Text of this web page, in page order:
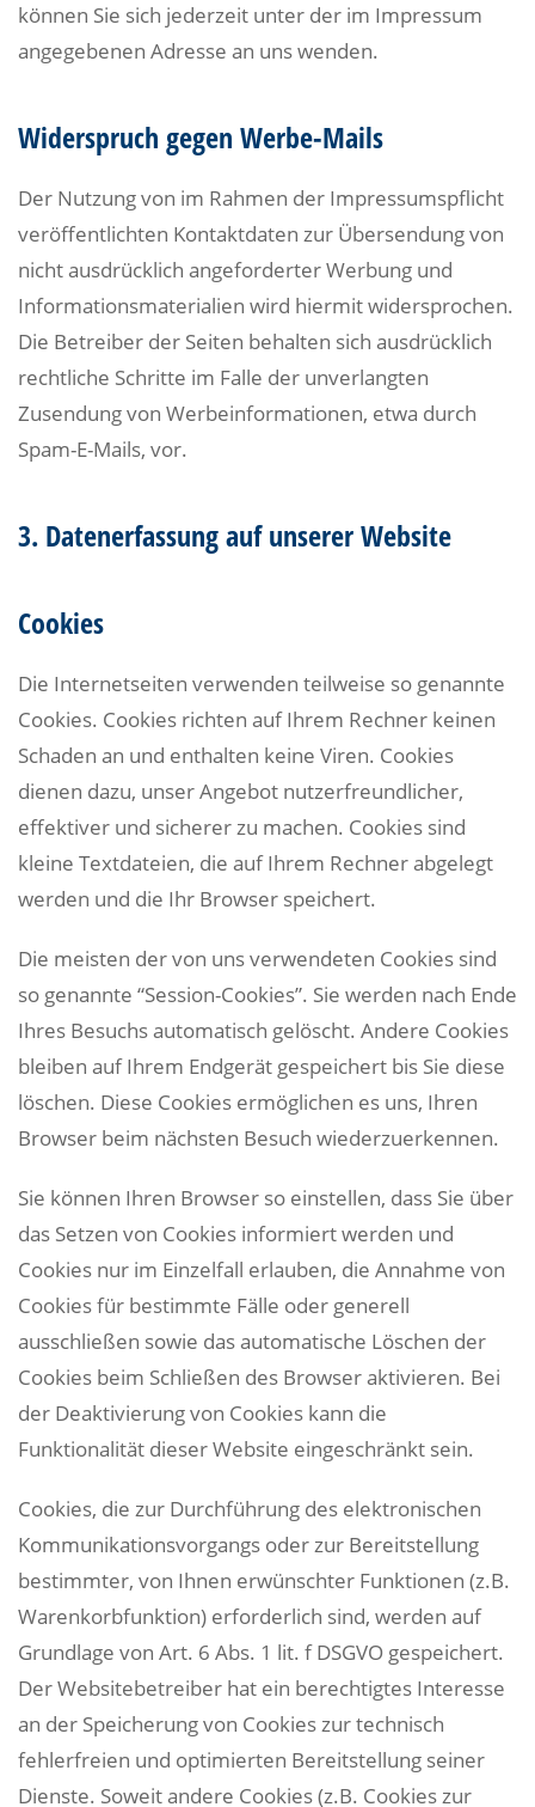
können Sie sich jederzeit unter der im Impressum
angegebenen Adresse an uns wenden.
Widerspruch gegen Werbe-Mails
Der Nutzung von im Rahmen der Impressumspflicht
veröffentlichten Kontaktdaten zur Übersendung von
nicht ausdrücklich angeforderter Werbung und
Informationsmaterialien wird hiermit widersprochen.
Die Betreiber der Seiten behalten sich ausdrücklich
rechtliche Schritte im Falle der unverlangten
Zusendung von Werbeinformationen, etwa durch
Spam-E-Mails, vor.
3. Datenerfassung auf unserer Website
Cookies
Die Internetseiten verwenden teilweise so genannte
Cookies. Cookies richten auf Ihrem Rechner keinen
Schaden an und enthalten keine Viren. Cookies
dienen dazu, unser Angebot nutzerfreundlicher,
effektiver und sicherer zu machen. Cookies sind
kleine Textdateien, die auf Ihrem Rechner abgelegt
werden und die Ihr Browser speichert.
Die meisten der von uns verwendeten Cookies sind
so genannte “Session-Cookies”. Sie werden nach Ende
Ihres Besuchs automatisch gelöscht. Andere Cookies
bleiben auf Ihrem Endgerät gespeichert bis Sie diese
löschen. Diese Cookies ermöglichen es uns, Ihren
Browser beim nächsten Besuch wiederzuerkennen.
Sie können Ihren Browser so einstellen, dass Sie über
das Setzen von Cookies informiert werden und
Cookies nur im Einzelfall erlauben, die Annahme von
Cookies für bestimmte Fälle oder generell
ausschließen sowie das automatische Löschen der
Cookies beim Schließen des Browser aktivieren. Bei
der Deaktivierung von Cookies kann die
Funktionalität dieser Website eingeschränkt sein.
Cookies, die zur Durchführung des elektronischen
Kommunikationsvorgangs oder zur Bereitstellung
bestimmter, von Ihnen erwünschter Funktionen (z.B.
Warenkorbfunktion) erforderlich sind, werden auf
Grundlage von Art. 6 Abs. 1 lit. f DSGVO gespeichert.
Der Websitebetreiber hat ein berechtigtes Interesse
an der Speicherung von Cookies zur technisch
fehlerfreien und optimierten Bereitstellung seiner
Dienste. Soweit andere Cookies (z.B. Cookies zur